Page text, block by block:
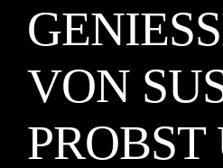
ON
ROBST